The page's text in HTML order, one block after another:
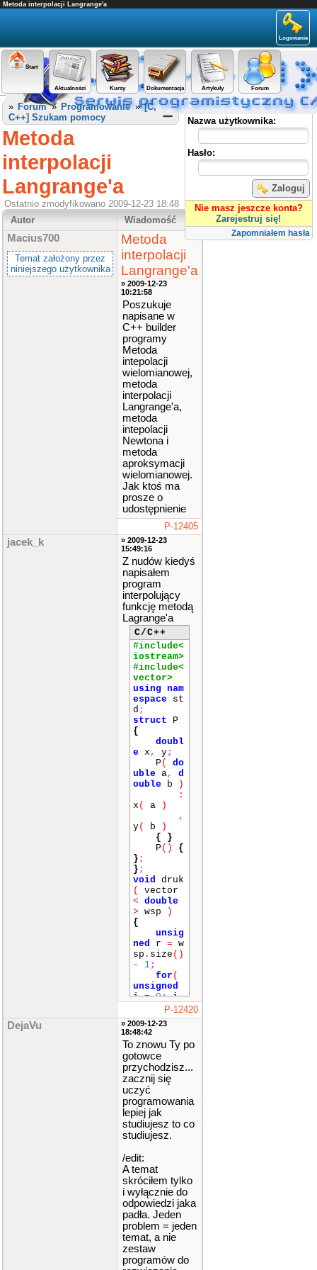
Metoda interpolacji Langrange'a
Logowanie
Start
Aktualności Kursy Dokumentacja Artykuły Forum
Panel użytkownika
Nazwa użytkownika:
Hasło:
Zaloguj
Nie masz jeszcze konta?
Zarejestruj się!
Zapomniałem hasła
» Forum» Programowanie»[C,
C++] Szukam pomocy
Metoda
interpolacji
Langrange'a
Ostatnio zmodyfikowano 2009-12-23 18:48
Autor
Wiadomość
Macius700
Temat założony przez
niniejszego użytkownika
Metoda
interpolacji
Langrange'a
» 2009-12-23
10:21:58
Poszukuje
napisane w
C++ builder
programy
Metoda
intepolacji
wielomianowej,
metoda
interpolacji
Langrange'a,
metoda
intepolacji
Newtona i
metoda
aproksymacji
wielomianowej.
Jak ktoś ma
prosze o
udostępnienie
P-12405
jacek_k
» 2009-12-23
15:49:16
Z nudów kiedyś
napisałem
program
interpolujący
funkcję metodą
Lagrange'a
C/C++
#include<
iostream>
#include<
vector>
using nam
espace st
d ;
struct P
{
doubl
e x , y;
P (
do
uble a,
d
ouble b
)
:
x ( a
)
,
y( b
)
{
}
P ()
{
} ;
} ;
void druk
(
vector
< double
> wsp
)
{
unsig
ned r = w
sp . size ()
-
1;
for (
unsigned
i= 0;i
i++
)
{
f( wsp [i
] == 0
)
;
lse if(i
!=r)
{
[i
1.0
)
{
if(
r- i==
1 )
cout<
P-12420
DejaVu
» 2009-12-23
18:48:42
To znowu Ty po
gotowce
przychodzisz...
zacznij się
uczyć
programowania
lepiej jak
studiujesz to co
studiujesz.
/edit:
A temat
skróciłem tylko
i wyłącznie do
odpowiedzi jaka
padła. Jeden
problem = jeden
temat, a nie
zestaw
programów do